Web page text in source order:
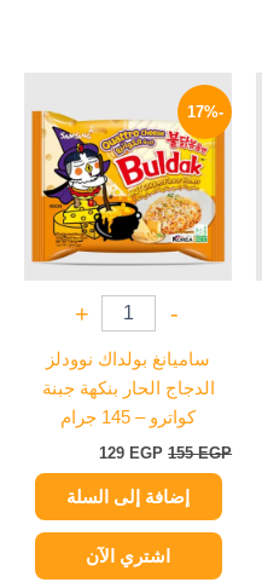
-17%
-
+
ساميانغ بولداك نوودلز
الدجاج الحار بنكهة جبنة
كواترو – 145 جرام
155EGP
هو:
155 EGP.
129 EGP
هو:
129 EGP.
إضافة إلى السلة
اشتري الآن